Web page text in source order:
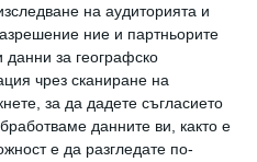
на аудиторията и
ние и партньорите
за географско
чрез сканиране на
за да дадете съгласието
данните ви, както е
е да разгледате по-
16 медала на